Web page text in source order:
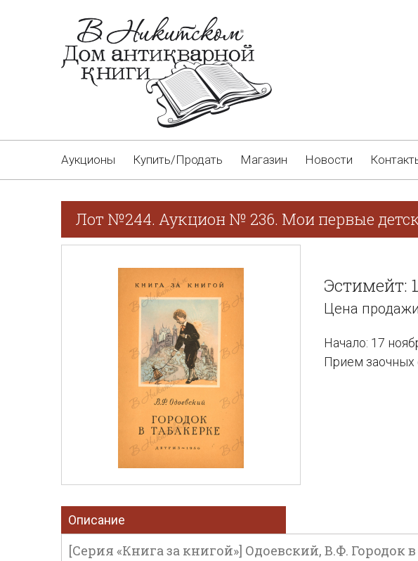
Аукционы Купить/Продать Магазин Новости
Лот №244. Аукцион № 236. Мои первые
Эстимейт:
Цена
Начало: 17
Прием заочных
Описание
[Серия «Книга за книгой»] Одоевский, В.Ф. Городок